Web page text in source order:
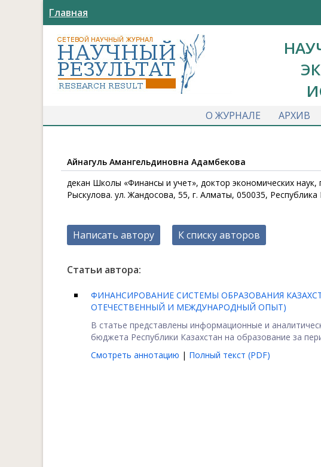
Главная
О ЖУРНАЛЕ
АРХИВ
Айнагуль Амангельдиновна Адамбекова
декан Школы «Финансы и учет», доктор экономических
Рыскулова. ул. Жандосова, 55, г. Алматы, 050035, Республика
Написать автору К списку авторов
Статьи автора:
ФИНАНСИРОВАНИЕ СИСТЕМЫ ОБРАЗОВАНИЯ
ОТЕЧЕСТВЕННЫЙ И МЕЖДУНАРОДНЫЙ ОПЫТ)
В статье представлены информационные и
бюджета Республики Казахстан на образование за
Смотреть аннотацию | Полный текст (PDF)